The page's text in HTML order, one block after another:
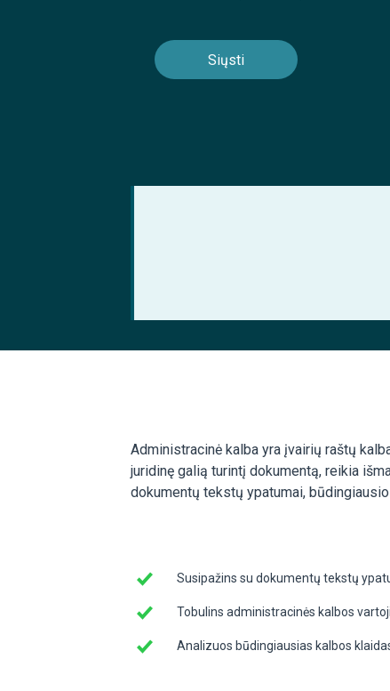
Administracinė kalba yra įvairių raštų
juridinę galią turintį dokumentą, reikia
dokumentų tekstų ypatumai,
Susipažins su dokumentų tekstų
Tobulins administracinės kalbos
Analizuos būdingiausias kalbos